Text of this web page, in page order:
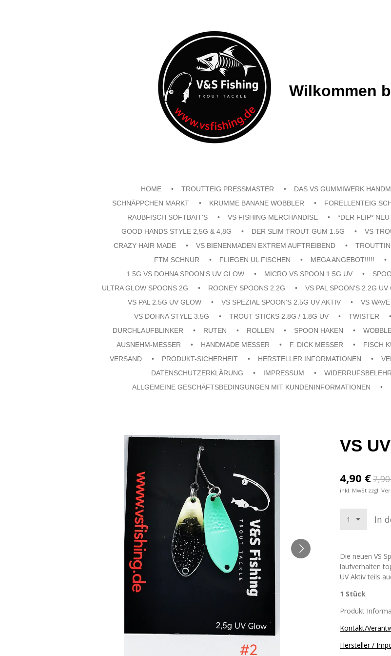
Wilkommen
HOME TROUTTEIG PRESSMASTER DAS VS GUMMIWERK
SCHNÄPPCHEN MARKT
KRUMME BANANE WOBBLER FORELLENTEIG
RAUBFISCH SOFTBAIT'S
VS FISHING MERCHANDISE *DER FLIP* NEU
GOOD HANDS STYLE 2,5G & 4,8G
DER SLIM TROUT GUM 1.5G VS
CRAZY HAIR MADE
VS BIENENMADEN EXTREM AUFTREIBEND
FTM SCHNUR
FLIEGEN UL FISCHEN MEGA ANGEBOT!!!!!
1.5G VS DOHNA SPOON'S UV GLOW
MICRO VS SPOON 1.5G UV
ULTRA GLOW SPOONS 2G
ROONEY SPOONS 2.2G VS PAL SPOON'S 2.2G UV
VS PAL 2.5G UV GLOW
VS SPEZIAL SPOON'S 2.5G UV AKTIV VS
VS DOHNA STYLE 3.5G
TROUT STICKS 2.8G / 1.8G UV TWISTER
DURCHLAUFBLINKER
RUTEN ROLLEN SPOON HAKEN
AUSNEHM-MESSER
HANDMADE MESSER F. DICK MESSER FISCH
VERSAND
PRODUKT-SICHERHEIT HERSTELLER INFORMATIONEN
DATENSCHUTZERKLÄRUNG
IMPRESSUM
ALLGEMEINE GESCHÄFTSBEDINGUNGEN MIT KUNDENINFORMATIONEN
VS
4,90 €
inkl. MwSt zzgl.
In
Die neuen VS
laufverhalten
UV Aktiv teils
1 Stück
Produkt
Kontakt/
Hersteller /